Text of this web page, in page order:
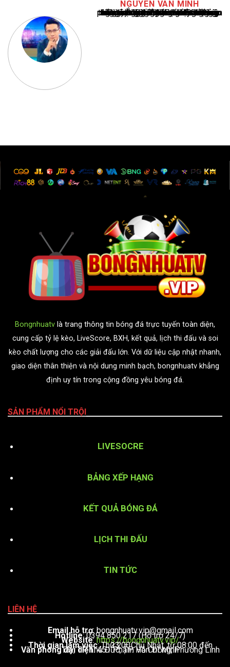
NGUYEN VAN MINH
Nguyễn Văn Minh là một trong những chuyên gia hàng đầu về báo cáo tin tức thể thao tại Việt Nam, với hơn 10 năm hoạt động trong ngành. Ông có kiến thức sâu rộng và kinh nghiệm đáng kể trong việc phân tích và báo cáo về các sự kiện thể thao hàng đầu. Sự hiểu biết sâu sắc của ông về ngành này đã giúp ông xây dựng uy tín và danh tiếng trong cộng đồng báo chí thể thao.
Bongnhuatv là trang thông tin bóng đá trực tuyến toàn diện,
cung cấp tỷ lệ kèo, LiveScore, BXH, kết quả, lịch thi đấu và soi
kèo chất lượng cho các giải đấu lớn. Với dữ liệu cập nhật nhanh,
giao diện thân thiện và nội dung minh bạch, bongnhuatv khẳng
định uy tín trong cộng đồng yêu bóng đá.
SẢN PHẨM NỔI TRỘI
LIVESOCRE
BẢNG XẾP HẠNG
KẾT QUẢ BÓNG ĐÁ
LỊCH THI ĐẤU
TIN TỨC
LIÊN HỆ
Email hỗ trợ:bongnhuatv.vip@gmail.com
Hotline: 0394 850 217 (Hỗ trợ 24/7)
Website:https://bongnhuatv.vip/
Thời gian làm việc : Thứ 2 – Chủ Nhật, từ 08:00 đến 23:00
Văn phòng đại diện: 451 Phạm Văn Đồng, Phường Linh Tây, TP. Thủ Đức, TP. Hồ Chí Minh